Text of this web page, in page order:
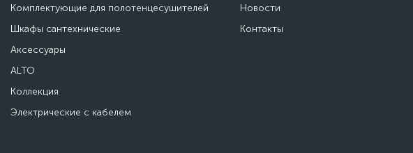
Комплектующие для полотенцесушителей
Шкафы сантехнические
Аксессуары
ALTO
Коллекция
Электрические с кабелем
Новости
Контакты